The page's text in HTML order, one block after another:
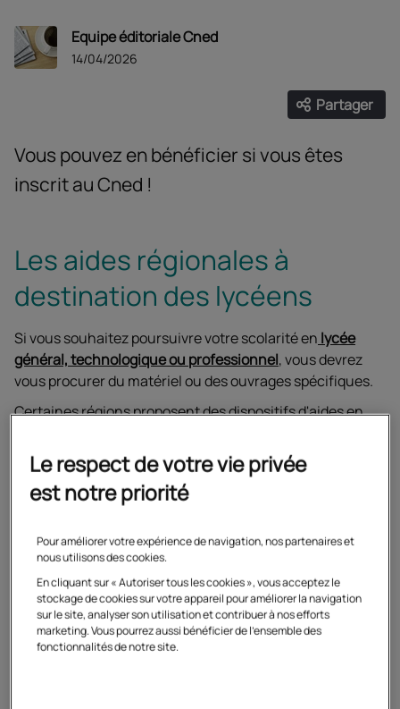
Equipe éditoriale Cned
14/04/2026
Partager
Ouvrir
Vous pouvez en bénéficier si vous êtes
inscrit au Cned !
Les aides régionales à
destination des lycéens
Si vous souhaitez poursuivre votre scolarité en lycée
général, technologique ou professionnel, vous devrez
vous procurer du matériel ou des ouvrages spécifiques.
Certaines régions proposent des dispositifs d'aides en
rentrée scolaire, par exemple pour l'achat de vos
manuels scolaires, du matériel dont vous aurez besoin
pour les formations professionnelles, ou de vos titres de
N'hésitez pas à vous renseigner auprès du service
Jeunesse de votre conseil régional pour connaitre
les modalités d'accès aux aides dédiées aux lycéens.
Le respect de votre vie privée
est notre priorité
Pour améliorer votre expérience de navigation, nos partenaires et
nous utilisons des cookies.
En cliquant sur « Autoriser tous les cookies », vous acceptez le
stockage de cookies sur votre appareil pour améliorer la navigation
sur le site, analyser son utilisation et contribuer à nos efforts
marketing. Vous pourrez aussi bénéficier de l'ensemble des
fonctionnalités de notre site.